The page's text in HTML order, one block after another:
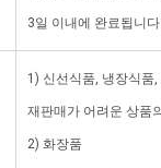
3일 이내에 완료됩니
1) 신선식품, 냉장식품
재판매가 어려운 상품
2) 화장품